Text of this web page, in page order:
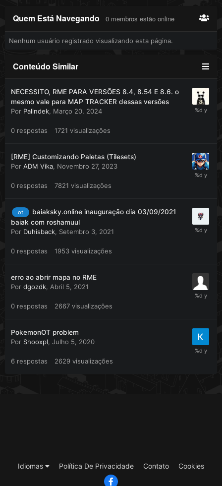
e ordenada
cliente adicionado aoRME 3.2.
versão menor que 10.98 mas o RME
.
FOTOS:
Mostrar conteúdo oculto
CRÉDITOS:
RokojoM(RAW, wall autoborder, mountain
Limos(Majority of item palette, ground autoborder.)
Quem Está Navegando 0 membros estão online
Nenhum usuário registrado visualizando esta página.
Conteúdo Similar
NECESSITO, RME PARA VERSÕES 8.4, 8.54 E 8.6. o
mesmo vale para MAP TRACKER dessas versões
Por Palindek Março 20, 2024
0 respostas 1721 visualizações
[RME] Customizando Paletas (Tilesets)
Por ADM Vika Novembro 27, 2023
0 respostas 7821 visualizações
ot
baiaksky.online inauguração dia 03/09/2021
baiak com roshamuul
Por Duhisback, Setembro 3, 2021
0 respostas 1953 visualizações
erro ao abrir mapa no RME
Por dgozdk, Abril 5, 2021
0 respostas 2667 visualizações
PokemonOT problem
Por Shooxpl, Julho 5, 2020
6 respostas 2629 visualizações
Idiomas Política De Privacidade Contato Cookies